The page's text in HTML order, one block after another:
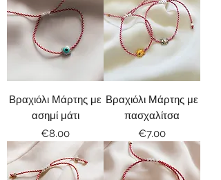
Βραχιόλι Μάρτης με
ασημί μάτι
Price
€8.00
Βραχιόλι Μάρτης με
πασχαλίτσα
Price
€7.00